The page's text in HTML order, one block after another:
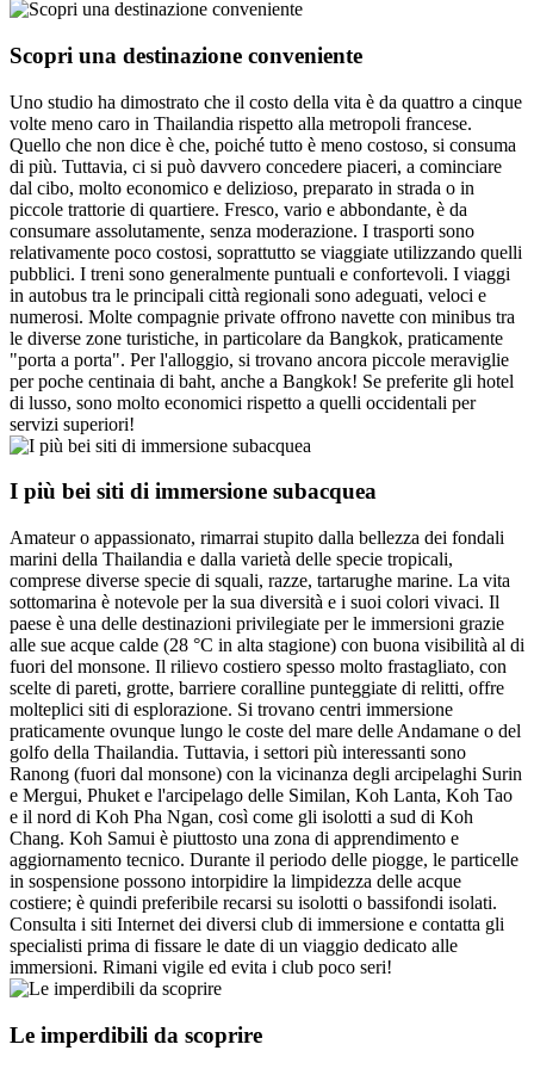
Scopri una destinazione conveniente
Uno studio ha dimostrato che il costo della vita è da quattro a cinque
volte meno caro in Thailandia rispetto alla metropoli francese.
Quello che non dice è che, poiché tutto è meno costoso, si consuma
di più. Tuttavia, ci si può davvero concedere piaceri, a cominciare
dal cibo, molto economico e delizioso, preparato in strada o in
piccole trattorie di quartiere. Fresco, vario e abbondante, è da
consumare assolutamente, senza moderazione. I trasporti sono
relativamente poco costosi, soprattutto se viaggiate utilizzando quelli
pubblici. I treni sono generalmente puntuali e confortevoli. I viaggi
in autobus tra le principali città regionali sono adeguati, veloci e
numerosi. Molte compagnie private offrono navette con minibus tra
le diverse zone turistiche, in particolare da Bangkok, praticamente
"porta a porta". Per l'alloggio, si trovano ancora piccole meraviglie
per poche centinaia di baht, anche a Bangkok! Se preferite gli hotel
di lusso, sono molto economici rispetto a quelli occidentali per
servizi superiori!
I più bei siti di immersione subacquea
Amateur o appassionato, rimarrai stupito dalla bellezza dei fondali
marini della Thailandia e dalla varietà delle specie tropicali,
comprese diverse specie di squali, razze, tartarughe marine. La vita
sottomarina è notevole per la sua diversità e i suoi colori vivaci. Il
paese è una delle destinazioni privilegiate per le immersioni grazie
alle sue acque calde (28 °C in alta stagione) con buona visibilità al di
fuori del monsone. Il rilievo costiero spesso molto frastagliato, con
scelte di pareti, grotte, barriere coralline punteggiate di relitti, offre
molteplici siti di esplorazione. Si trovano centri immersione
praticamente ovunque lungo le coste del mare delle Andamane o del
golfo della Thailandia. Tuttavia, i settori più interessanti sono
Ranong (fuori dal monsone) con la vicinanza degli arcipelaghi Surin
e Mergui, Phuket e l'arcipelago delle Similan, Koh Lanta, Koh Tao
e il nord di Koh Pha Ngan, così come gli isolotti a sud di Koh
Chang. Koh Samui è piuttosto una zona di apprendimento e
aggiornamento tecnico. Durante il periodo delle piogge, le particelle
in sospensione possono intorpidire la limpidezza delle acque
costiere; è quindi preferibile recarsi su isolotti o bassifondi isolati.
Consulta i siti Internet dei diversi club di immersione e contatta gli
specialisti prima di fissare le date di un viaggio dedicato alle
immersioni. Rimani vigile ed evita i club poco seri!
Le imperdibili da scoprire